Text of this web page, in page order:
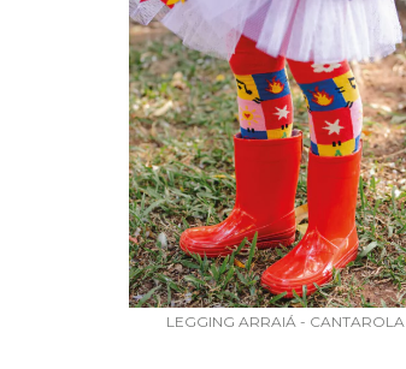
LEGGING ARRAIÁ - CANTAROLA